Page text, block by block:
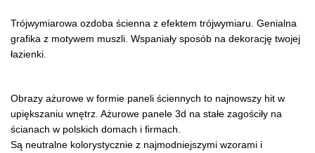
Trójwymiarowa ozdoba ścienna z efektem trójwymiaru. Genialna
grafika z motywem muszli. Wspaniały sposób na dekorację twojej
łazienki.
Obrazy ażurowe w formie paneli ściennych to najnowszy hit w
upiększaniu wnętrz. Ażurowe panele 3d na stałe zagościły na
ścianach w polskich domach i firmach.
Są neutralne kolorystycznie z najmodniejszymi wzorami i